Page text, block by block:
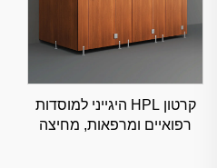
קרטון HPL היגייני למוסדות
רפואיים ומרפאות, מחיצה